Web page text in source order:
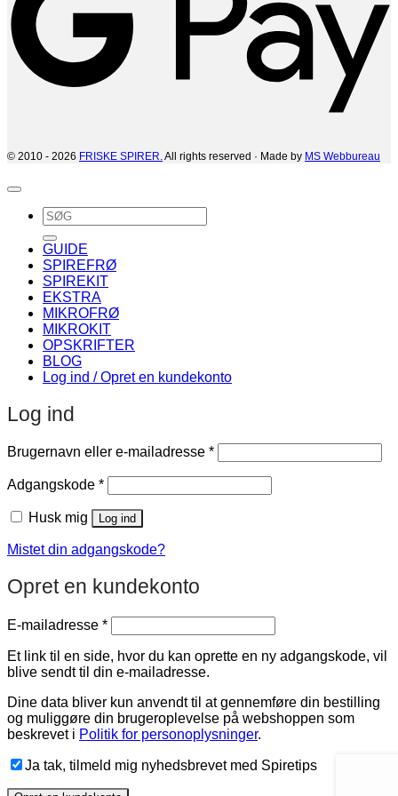
© 2010 - 2026 FRISKE SPIRER. All rights reserved · Made by MS Webbureau
Søg
efter:
GUIDE
SPIREFRØ
SPIREKIT
EKSTRA
MIKROFRØ
MIKROKIT
OPSKRIFTER
BLOG
Log ind / Opret en kundekonto
Log ind
Brugernavn eller e-mailadresse *Påkrævet
Adgangskode *Påkrævet
Husk mig Log ind
Mistet din adgangskode?
Opret en kundekonto
E-mailadresse *Påkrævet
Et link til en side, hvor du kan oprette en ny adgangskode, vil
blive sendt til din e-mailadresse.
Dine data bliver kun anvendt til at gennemføre din bestilling
og muliggøre din brugeroplevelse på webshoppen som
beskrevet i Politik for personoplysninger.
Ja tak, tilmeld mig nyhedsbrevet med Spiretips